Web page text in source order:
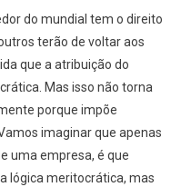
do mundial tem o direito
terão de voltar aos
que a atribuição do
Mas isso não torna
porque impõe
imaginar que apenas
uma empresa, é que
lógica meritocrática, mas